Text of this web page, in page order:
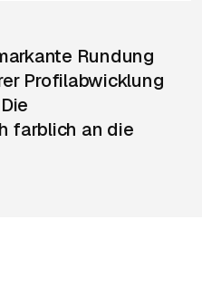
Rundung
Profilabwicklung
farblich an die